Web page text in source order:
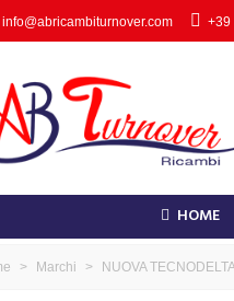
info@abricambiturnover.com +39
HOME
> Marchi > NUOVA